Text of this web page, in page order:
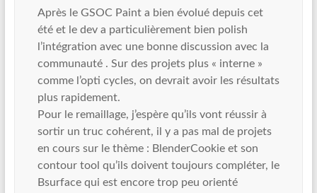
Après le GSOC Paint a bien évolué depuis cet
été et le dev a particulièrement bien polish
l’intégration avec une bonne discussion avec la
communauté . Sur des projets plus « interne »
comme l’opti cycles, on devrait avoir les résultats
plus rapidement.
Pour le remaillage, j’espère qu’ils vont réussir à
sortir un truc cohérent, il y a pas mal de projets
en cours sur le thème : BlenderCookie et son
contour tool qu’ils doivent toujours compléter, le
Bsurface qui est encore trop peu orienté